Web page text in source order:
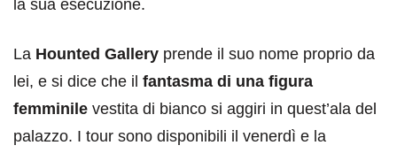
la sua esecuzione.
La Hounted Gallery prende il suo nome proprio da
lei, e si dice che il fantasma di una figura
femminile vestita di bianco si aggiri in quest’ala del
palazzo. I tour sono disponibili il venerdì e la